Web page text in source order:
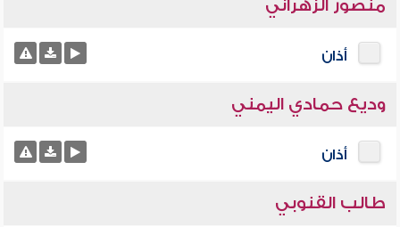
منصور الزهراني
أذان
وديع حمادي اليمني
أذان
طالب القنوبي